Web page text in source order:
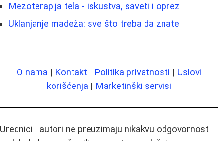
Mezoterapija tela - iskustva, saveti i oprez
Uklanjanje madeža: sve što treba da znate
O nama | Kontakt | Politika privatnosti | Uslovi
korišćenja | Marketinški servisi
Urednici i autori ne preuzimaju nikakvu odgovornost